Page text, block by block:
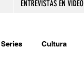
ENTREVISTAS EN VIDEO
Series Cultura